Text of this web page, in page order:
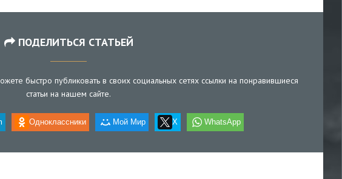
ПОДЕЛИТЬСЯ СТАТЬЕЙ
быстро публиковать в своих социальных сетях ссылки на понравившиеся
статьи на нашем сайте.
Одноклассники Мой Мир X WhatsApp